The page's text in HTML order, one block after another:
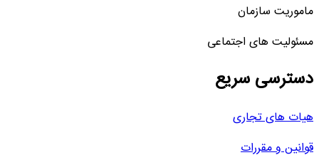
ماموریت سازمان
مسئولیت های اجتماعی
دسترسی سریع
هیات های تجاری
قوانین و مقررات